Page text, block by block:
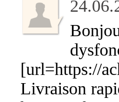
[url=https://
Livraison